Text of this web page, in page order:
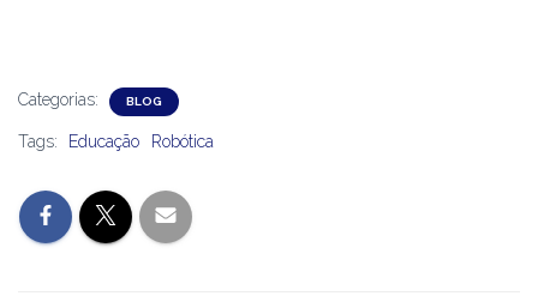
Categorias: BLOG
Tags: Educação Robótica